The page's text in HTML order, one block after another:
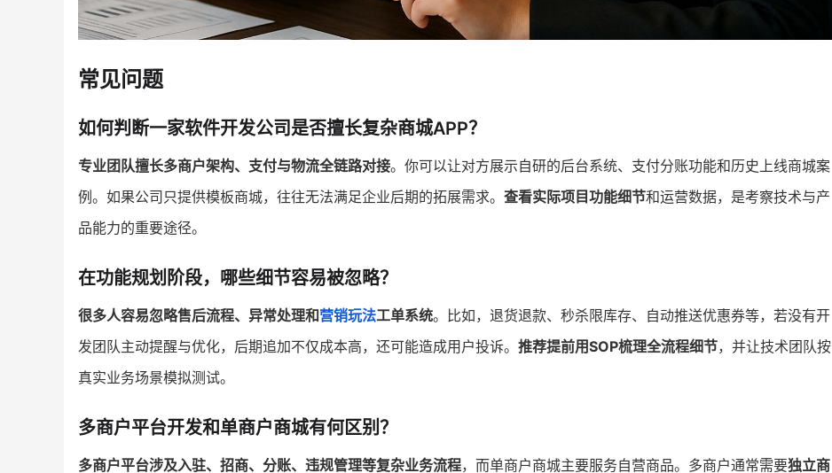
常见问题
如何判断一家软件开发公司是否擅长复杂商城APP？
专业团队擅长多商户架构、支付与物流全链路对接。你可以让对方展示自研的后台系统、支付分账功能和历史上线商城案
例。如果公司只提供模板商城，往往无法满足企业后期的拓展需求。 查看实际项目功能细节和运营数据，是考察技术与产
品能力的重要途径。
在功能规划阶段，哪些细节容易被忽略？
很多人容易忽略售后流程、异常处理和营销玩法工单系统。比如，退货退款、秒杀限库存、自动推送优惠券等，若没有开
发团队主动提醒与优化，后期追加不仅成本高，还可能造成用户投诉。 推荐提前用SOP梳理全流程细节，并让技术团队按
真实业务场景模拟测试。
多商户平台开发和单商户商城有何区别？
多商户平台涉及入驻、招商、分账、违规管理等复杂业务流程，而单商户商城主要服务自营商品。多商户通常需要独立商